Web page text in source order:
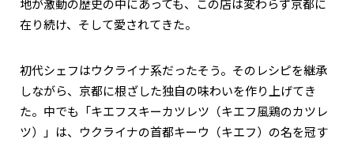
地が激動の歴史の中にあっても、この店は変わらず京都に
在り続け、そして愛されてきた。
初代シェフはウクライナ系だったそう。そのレシピを継承
しながら、京都に根ざした独自の味わいを作り上げてき
た。中でも「キエフスキーカツレツ（キエフ風鶏のカツレ
ツ）」は、ウクライナの首都キーウ（キエフ）の名を冠す